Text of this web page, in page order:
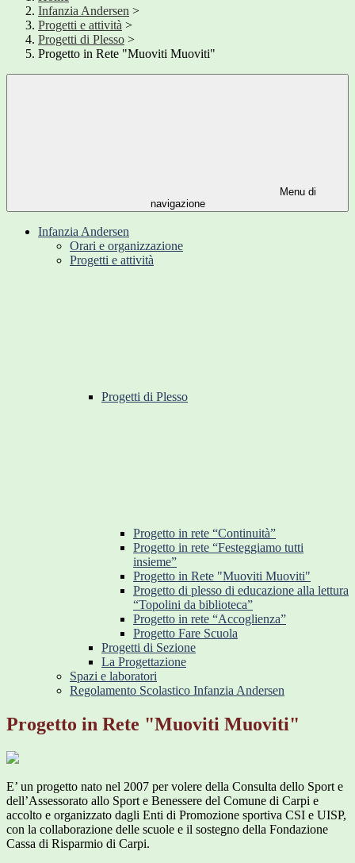
Infanzia Andersen >
Progetti e attività >
Progetti di Plesso >
Progetto in Rete "Muoviti Muoviti"
Menu di
navigazione
Infanzia Andersen
Orari e organizzazione
Progetti e attività
Progetti di Plesso
Progetto in rete “Continuità”
Progetto in rete “Festeggiamo tutti
insieme”
Progetto in Rete "Muoviti Muoviti"
Progetto di plesso di educazione alla lettura
“Topolini da biblioteca”
Progetto in rete “Accoglienza”
Progetto Fare Scuola
Progetti di Sezione
La Progettazione
Spazi e laboratori
Regolamento Scolastico Infanzia Andersen
Progetto in Rete "Muoviti Muoviti"
E’ un progetto nato nel 2007 per volere della Consulta dello Sport e
dell’Assessorato allo Sport e Benessere del Comune di Carpi e
accolto e organizzato dagli Enti di Promozione sportiva CSI e UISP,
con la collaborazione delle scuole e il sostegno della Fondazione
Cassa di Risparmio di Carpi.